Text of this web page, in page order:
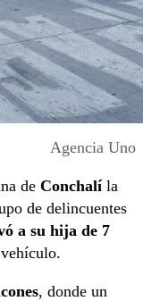
Agencia Uno
de Conchalíla
de delincuentes
a su hija de 7
, donde un